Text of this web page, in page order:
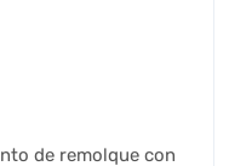
de remolque con